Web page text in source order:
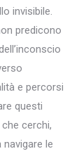
invisibile.
predicono
e percorsi
questi
cerchi,
le